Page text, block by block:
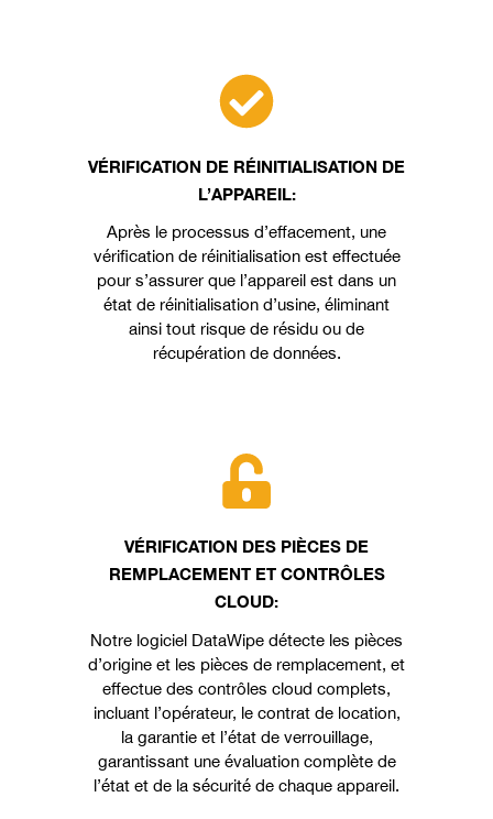
VÉRIFICATION DE RÉINITIALISATION DE
L’APPAREIL:
Après le processus d’effacement, une
vérification de réinitialisation est effectuée
pour s’assurer que l’appareil est dans un
état de réinitialisation d’usine, éliminant
ainsi tout risque de résidu ou de
récupération de données.
VÉRIFICATION DES PIÈCES DE
REMPLACEMENT ET CONTRÔLES
CLOUD:
Notre logiciel DataWipe détecte les pièces
d’origine et les pièces de remplacement, et
effectue des contrôles cloud complets,
incluant l’opérateur, le contrat de location,
la garantie et l’état de verrouillage,
garantissant une évaluation complète de
l’état et de la sécurité de chaque appareil.